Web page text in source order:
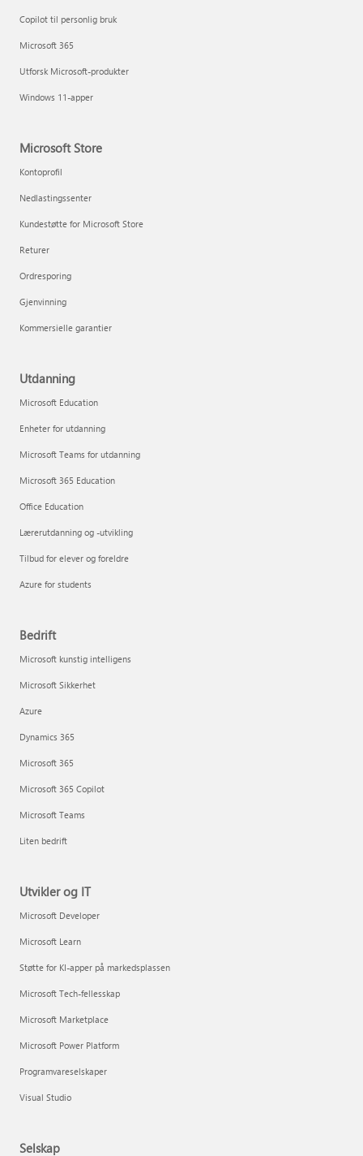
Copilot til personlig bruk
Microsoft 365
Utforsk Microsoft-produkter
Windows 11-apper
Microsoft Store
Kontoprofil
Nedlastingssenter
Kundestøtte for Microsoft Store
Returer
Ordresporing
Gjenvinning
Kommersielle garantier
Utdanning
Microsoft Education
Enheter for utdanning
Microsoft Teams for utdanning
Microsoft 365 Education
Office Education
Lærerutdanning og -utvikling
Tilbud for elever og foreldre
Azure for students
Bedrift
Microsoft kunstig intelligens
Microsoft Sikkerhet
Azure
Dynamics 365
Microsoft 365
Microsoft 365 Copilot
Microsoft Teams
Liten bedrift
Utvikler og IT
Microsoft Developer
Microsoft Learn
Støtte for KI-apper på markedsplassen
Microsoft Tech-fellesskap
Microsoft Marketplace
Microsoft Power Platform
Programvareselskaper
Visual Studio
Selskap